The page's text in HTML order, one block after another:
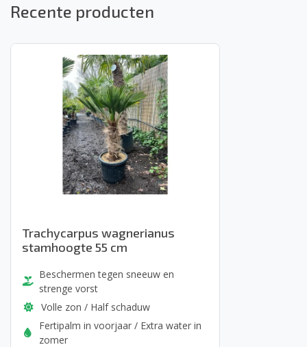
Recente producten
Trachycarpus wagnerianus
stamhoogte 55 cm
Beschermen tegen sneeuw en
strenge vorst
Volle zon / Half schaduw
Fertipalm in voorjaar / Extra water in
zomer